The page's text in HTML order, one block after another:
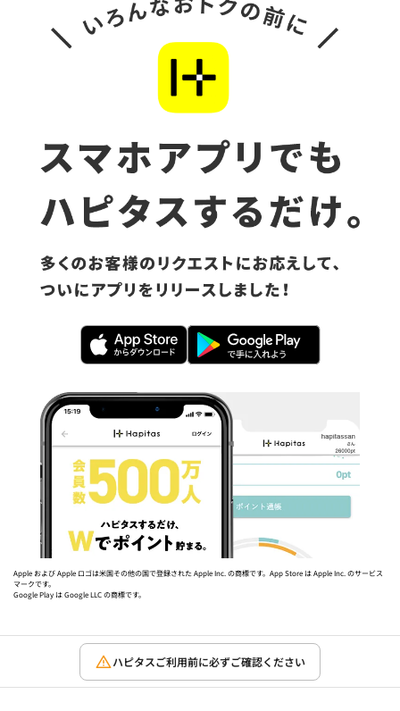
Apple および Apple ロゴは米国その他の国で登録された Apple Inc. の商標です。App Store は Apple Inc. のサービス
マークです。
Google Play は Google LLC の商標です。
ハピタスご利用前に必ずご確認ください